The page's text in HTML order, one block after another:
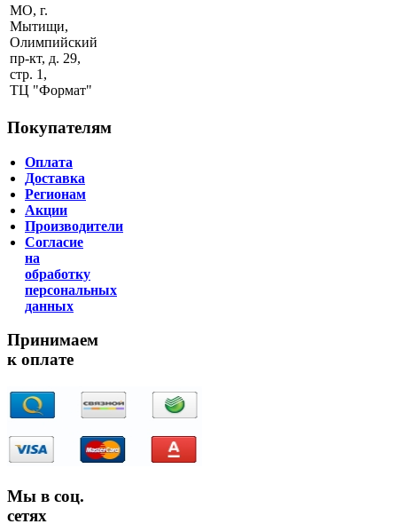
МО, г.
Мытищи,
Олимпийский
пр-кт, д. 29,
стр. 1,
ТЦ "Формат"
Покупателям
Оплата
Доставка
Регионам
Акции
Производители
Согласие
на
обработку
персональных
данных
Принимаем
к оплате
Мы в соц.
сетях